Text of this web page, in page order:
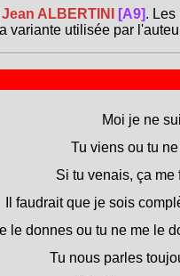
Jean ALBERTINI [A9]. Les
variante utilisée par
Moi je ne
Tu viens ou tu
Si tu venais, ça me
Il faudrait que je sois
le donnes ou tu ne me le
Tu nous parles